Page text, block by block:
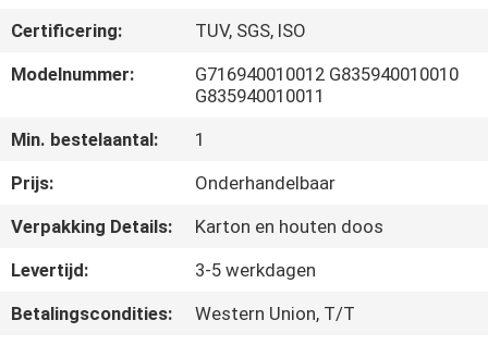
KWALITEITSCONTROLE
CONTACTEER
ONS
NIEUWS
GEVALLEN
Certificering:
TUV, SGS, ISO
Modelnummer:
G716940010012 G835940010010
G835940010011
Min. bestelaantal:
1
Prijs:
Onderhandelbaar
Verpakking Details:
Karton en houten doos
Levertijd:
3-5 werkdagen
Betalingscondities:
Western Union, T/T